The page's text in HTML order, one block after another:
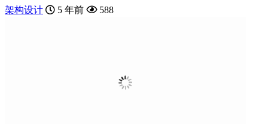
架构设计 5 年前 588